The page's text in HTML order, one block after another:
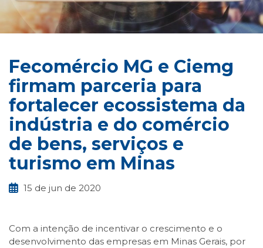
Fecomércio MG e Ciemg
firmam parceria para
fortalecer ecossistema da
indústria e do comércio
de bens, serviços e
turismo em Minas
15 de jun de 2020
Com a intenção de incentivar o crescimento e o
desenvolvimento das empresas em Minas Gerais, por